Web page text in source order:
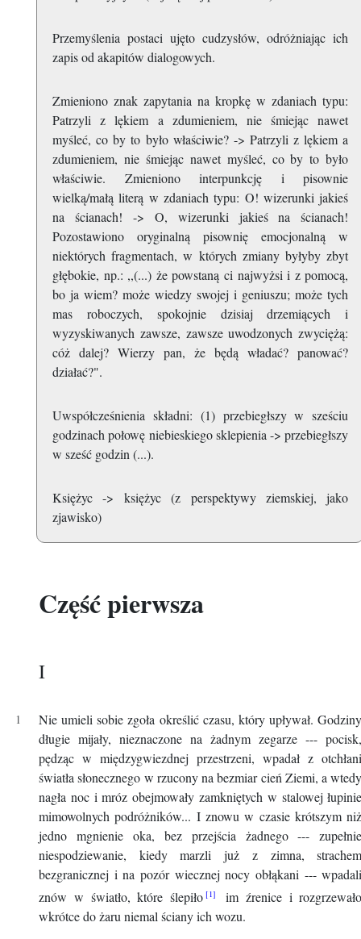
Przemyślenia postaci ujęto cudzysłów, odróżniając ich
zapis od akapitów dialogowych.
Zmieniono znak zapytania na kropkę w zdaniach typu:
Patrzyli z lękiem a zdumieniem, nie śmiejąc nawet
myśleć, co by to było właściwie? -> Patrzyli z lękiem a
zdumieniem, nie śmiejąc nawet myśleć, co by to było
właściwie. Zmieniono interpunkcję i pisownie
wielką/małą literą w zdaniach typu: O! wizerunki jakieś
na ścianach! -> O, wizerunki jakieś na ścianach!
Pozostawiono oryginalną pisownię emocjonalną w
niektórych fragmentach, w których zmiany byłyby zbyt
głębokie, np.: ,,(...) że powstaną ci najwyżsi i z pomocą,
bo ja wiem? może wiedzy swojej i geniuszu; może tych
mas roboczych, spokojnie dzisiaj drzemiących i
wyzyskiwanych zawsze, zawsze uwodzonych zwyciężą:
cóż dalej? Wierzy pan, że będą władać? panować?
działać?".
Uwspółcześnienia składni: (1) przebiegłszy w sześciu
godzinach połowę niebieskiego sklepienia -> przebiegłszy
w sześć godzin (...).
Księżyc -> księżyc (z perspektywy ziemskiej, jako
zjawisko)
Część pierwsza
I
Nie umieli sobie zgoła określić czasu, który upływał.
długie mijały, nieznaczone na żadnym zegarze ---
pędząc w międzygwiezdnej przestrzeni, wpadał z
światła słonecznego w rzucony na bezmiar cień Ziemi, a
nagła noc i mróz obejmowały zamkniętych w stalowej
mimowolnych podróżników... I znowu w czasie krótszym
jedno mgnienie oka, bez przejścia żadnego ---
niespodziewanie, kiedy marzli już z zimna,
bezgranicznej i na pozór wiecznej nocy obłąkani ---
znów w światło, które ślepiło
im źrenice i
wkrótce do żaru niemal ściany ich wozu.